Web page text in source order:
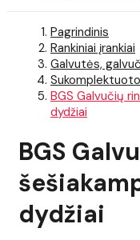
Pagrindinis
Rankiniai įrankiai
Galvutės,
BGS Galvučių
dydžiai
BGS
dydžiai